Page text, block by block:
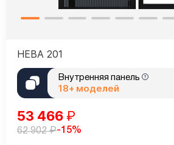
НЕВА 201
Внутренняя панель
18+ моделей
53 466 ₽
62 902₽-15%